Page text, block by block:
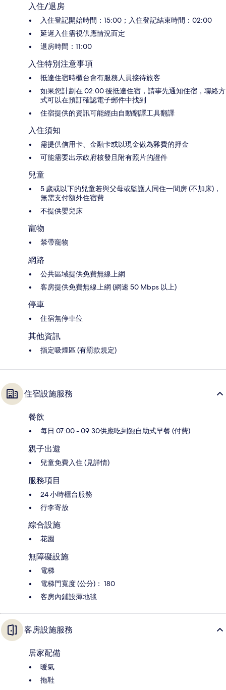
入住/退房
入住登記開始時間：15:00；入住登記結束時間：02:00
延遲入住需視供應情況而定
退房時間：11:00
入住特別注意事項
抵達住宿時櫃台會有服務人員接待旅客
如果您計劃在 02:00 後抵達住宿，請事先通知住宿，聯絡方
式可以在預訂確認電子郵件中找到
住宿提供的資訊可能經由自動翻譯工具翻譯
入住須知
需提供信用卡、金融卡或以現金做為雜費的押金
可能需要出示政府核發且附有照片的證件
兒童
5 歲或以下的兒童若與父母或監護人同住一間房 (不加床)，
無需支付額外住宿費
不提供嬰兒床
寵物
禁帶寵物
網路
公共區域提供免費無線上網
客房提供免費無線上網 (網速 50 Mbps 以上)
停車
住宿無停車位
其他資訊
指定吸煙區 (有罰款規定)
住宿設施服務
餐飲
每日 07:00 - 09:30供應吃到飽自助式早餐 (付費)
親子出遊
兒童免費入住 (見詳情)
服務項目
24 小時櫃台服務
行李寄放
綜合設施
花園
無障礙設施
電梯
電梯門寬度 (公分)： 180
客房內鋪設薄地毯
客房設施服務
居家配備
暖氣
拖鞋